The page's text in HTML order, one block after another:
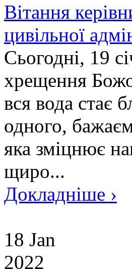
Вітання
цивільної
Сьогодні, 19
хрещення
вся вода стає
одного,
яка зміцнює
щиро...
Докладніше ›
18 Jan
2022